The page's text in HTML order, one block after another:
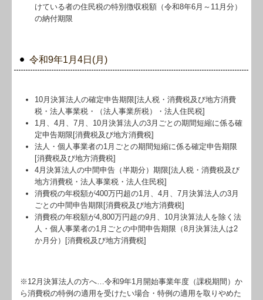
けている者の住民税の特別徴収税額（令和8年6月～11月分）
の納付期限
令和9年1月4日(月)
10月決算法人の確定申告期限[法人税・消費税及び地方消費
税・法人事業税・（法人事業所税）・法人住民税]
1月、4月、7月、10月決算法人の3月ごとの期間短縮に係る確
定申告期限[消費税及び地方消費税]
法人・個人事業者の1月ごとの期間短縮に係る確定申告期限
[消費税及び地方消費税]
4月決算法人の中間申告（半期分）期限[法人税・消費税及び
地方消費税・法人事業税・法人住民税]
消費税の年税額が400万円超の1月、4月、7月決算法人の3月
ごとの中間申告期限[消費税及び地方消費税]
消費税の年税額が4,800万円超の9月、10月決算法人を除く法
人・個人事業者の1月ごとの中間申告期限（8月決算法人は2
か月分）[消費税及び地方消費税]
※12月決算法人の方へ…令和9年1月開始事業年度（課税期間）か
ら消費税の特例の適用を受けたい場合・特例の適用を取りやめた